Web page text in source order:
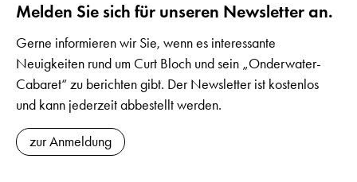
Melden Sie sich für unseren Newsletter an.
Gerne informieren wir Sie, wenn es interessante
Neuigkeiten rund um Curt Bloch und sein „Onderwater-
Cabaret“ zu berichten gibt. Der Newsletter ist kostenlos
und kann jederzeit abbestellt werden.
zur Anmeldung